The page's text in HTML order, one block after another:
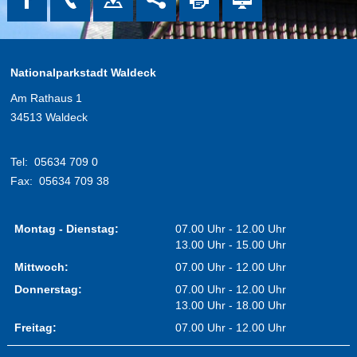
Nationalparkstadt Waldeck
Am Rathaus 1
34513 Waldeck
Tel: 05634 709 0
Fax: 05634 709 38
Montag - Dienstag:
07.00 Uhr - 12.00 Uhr
13.00 Uhr - 15.00 Uhr
Mittwoch:
07.00 Uhr - 12.00 Uhr
Donnerstag:
07.00 Uhr - 12.00 Uhr
13.00 Uhr - 18.00 Uhr
Freitag:
07.00 Uhr - 12.00 Uhr